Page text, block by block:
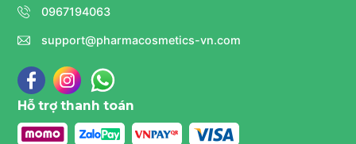
0967194063
support@pharmacosmetics-vn.com
Hỗ trợ thanh toán